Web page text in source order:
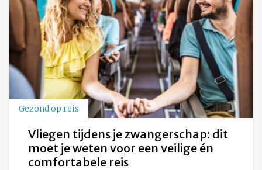
Gezond op reis
Vliegen tijdens je zwangerschap: dit
moet je weten voor een veilige én
comfortabele reis